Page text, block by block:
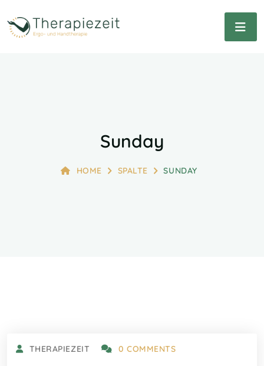
Sunday
HOME SPALTE SUNDAY
THERAPIEZEIT 0 COMMENTS